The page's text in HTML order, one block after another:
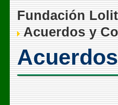
Fundación
Acuerdos y